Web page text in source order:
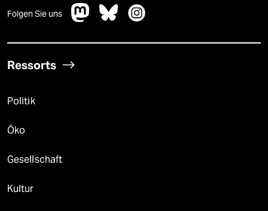
Folgen Sie uns
Ressorts
Politik
Öko
Gesellschaft
Kultur